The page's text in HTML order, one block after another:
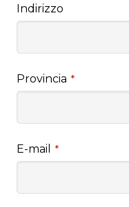
Indirizzo
Provincia *
E-mail *